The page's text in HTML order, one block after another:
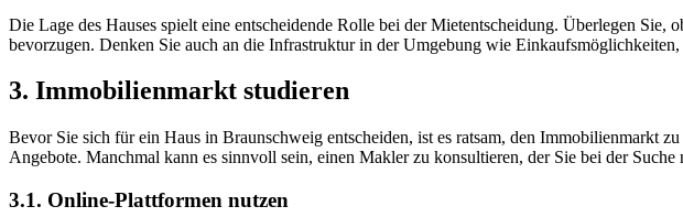
Die Lage des Hauses spielt eine entscheidende Rolle bei der Mietentscheidung. Überlegen
bevorzugen. Denken Sie auch an die Infrastruktur in der Umgebung wie
3. Immobilienmarkt studieren
Bevor Sie sich für ein Haus in Braunschweig entscheiden, ist es ratsam, den Immobilienmarkt
Angebote. Manchmal kann es sinnvoll sein, einen Makler zu konsultieren, der Sie bei der
3.1. Online-Plattformen nutzen